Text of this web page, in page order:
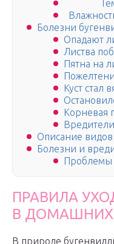
Болезни
Опадают
Листва
Пятна на
Куст стал
Корневая
Вредители
Описание
Болезни и
ПРАВИЛА
В ДОМАШНИХ
В природе